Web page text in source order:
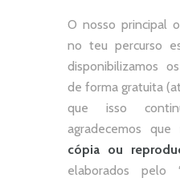
O nosso principal
no teu percurso
disponibilizamos
de forma gratuita
que isso
agradecemos que
cópia ou
elaborados pelo